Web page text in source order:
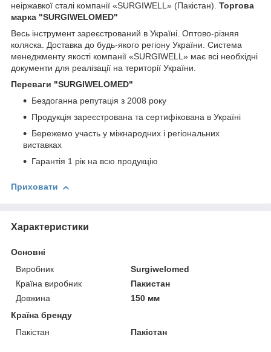
неіржавкої сталі компанії «SURGIWELL» (Пакістан). Торгова
марка "SURGIWELOMED"
Весь інструмент зареєстрований в Україні. Оптово-різняя
коляска. Доставка до будь-якого регіону України. Система
менеджменту якості компанії «SURGIWELL» має всі необхідні
документи для реалізації на території України.
Переваги "SURGIWELOMED"
Бездоганна репутація з 2008 року
Продукція зареєстрована та сертифікована в Україні
Бережемо участь у міжнародних і регіональних
виставках
Гарантія 1 рік на всю продукцію
Приховати
Характеристики
Основні
Виробник
Surgiwelomed
Країна виробник
Пакистан
Довжина
150 мм
Країна бренду
Пакістан
Пакістан